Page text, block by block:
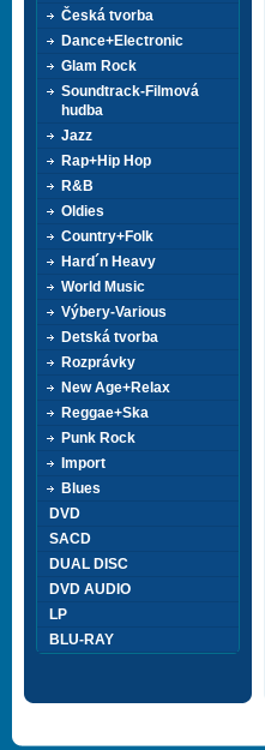
Česká tvorba
Dance+Electronic
Glam Rock
Soundtrack-Filmová
hudba
Jazz
Rap+Hip Hop
R&B
Oldies
Country+Folk
Hard´n Heavy
World Music
Výbery-Various
Detská tvorba
Rozprávky
New Age+Relax
Reggae+Ska
Punk Rock
Import
Blues
DVD
SACD
DUAL DISC
DVD AUDIO
LP
BLU-RAY